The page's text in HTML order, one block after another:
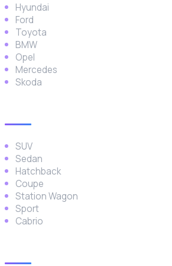
Hyundai
Ford
Toyota
BMW
Opel
Mercedes
Skoda
SUV
Sedan
Hatchback
Coupe
Station Wagon
Sport
Cabrio